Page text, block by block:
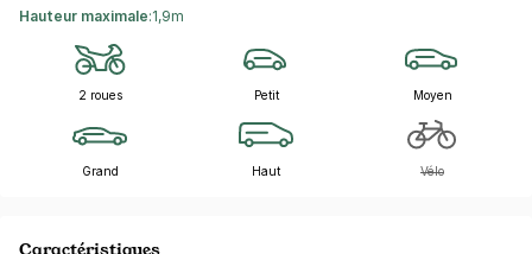
Hauteur maximale:1,9m
2 roues Petit Moyen
Grand Haut Vélo
Caractéristiques